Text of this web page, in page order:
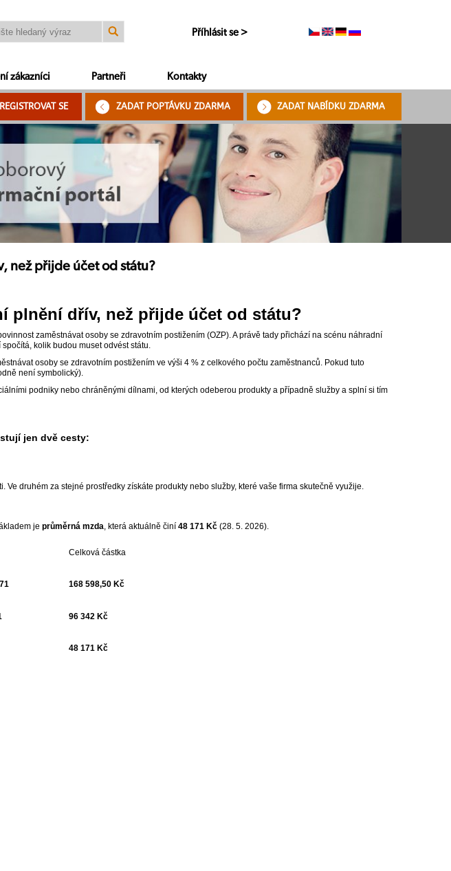
Příhlásit se >
zákazníci Partneři Kontakty
REGISTROVAT SE ZADAT POPTÁVKU ZDARMA ZADAT NABÍDKU ZDARMA
než přijde účet od státu?
plnění dřív, než přijde účet od státu?
zaměstnávat osoby se zdravotním postižením (OZP). A právě tady přichází na scénu náhradní
kolik budou muset odvést státu.
osoby se zdravotním postižením ve výši 4 % z celkového počtu zaměstnanců. Pokud tuto
není symbolický).
podniky nebo chráněnými dílnami, od kterých odeberou produkty a případně služby a splní si tím
jen dvě cesty:
druhém za stejné prostředky získáte produkty nebo služby, které vaše firma skutečně využije.
je průměrná mzda, která aktuálně činí 48 171 Kč (28. 5. 2026).
Celková částka
168 598,50 Kč
96 342 Kč
48 171 Kč